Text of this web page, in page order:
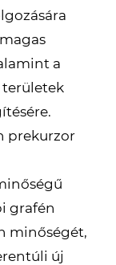
a
területek
prekurzor
grafén
minőségét,
új